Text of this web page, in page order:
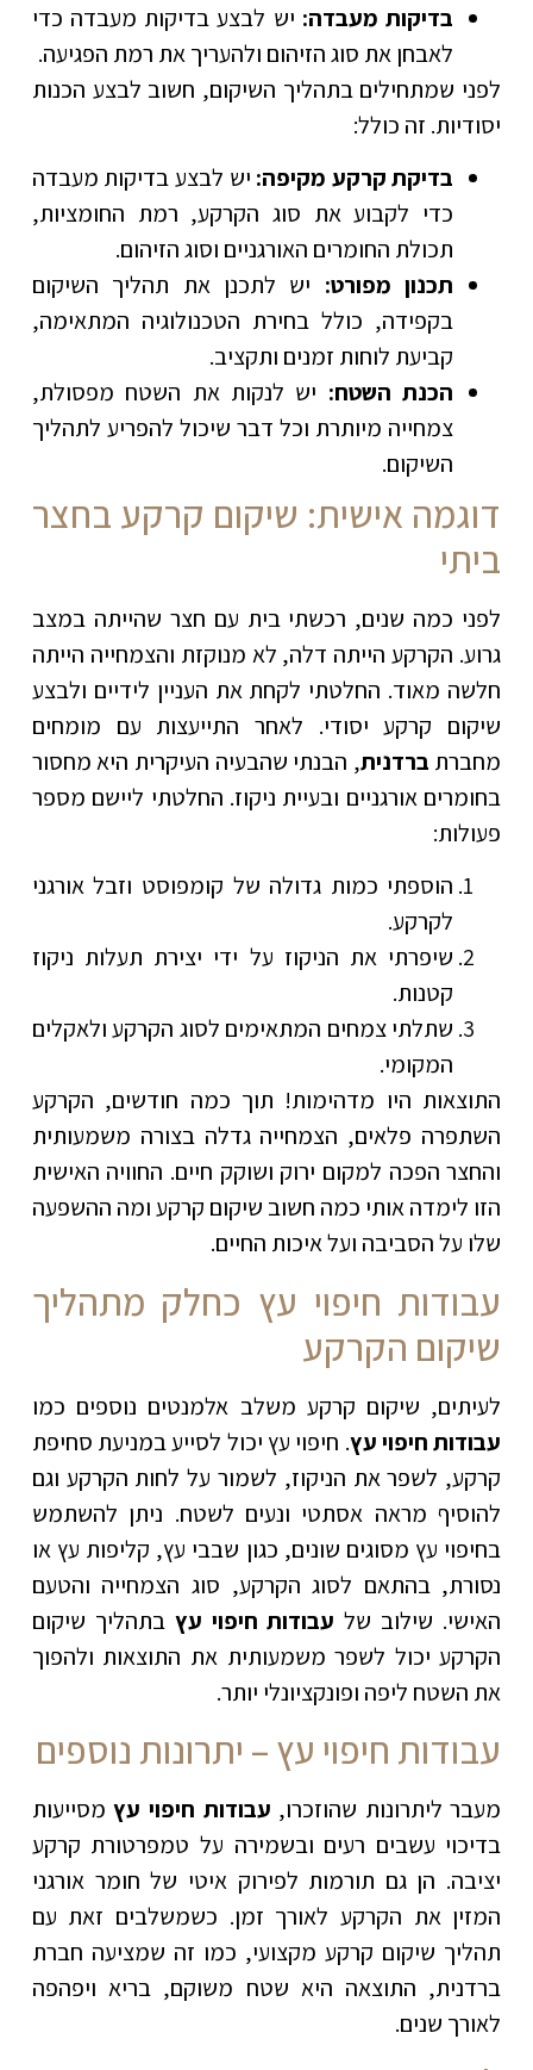
בדיקות מעבדה: יש לבצע בדיקות מעבדה כדי
לאבחן את סוג הזיהום ולהעריך את רמת הפגיעה.
לפני שמתחילים בתהליך השיקום, חשוב לבצע הכנות
יסודיות. זה כולל:
בדיקת קרקע מקיפה: יש לבצע בדיקות מעבדה
כדי לקבוע את סוג הקרקע, רמת החומציות,
תכולת החומרים האורגניים וסוג הזיהום.
תכנון מפורט: יש לתכנן את תהליך השיקום
בקפידה, כולל בחירת הטכנולוגיה המתאימה,
קביעת לוחות זמנים ותקציב.
הכנת השטח: יש לנקות את השטח מפסולת,
צמחייה מיותרת וכל דבר שיכול להפריע לתהליך
השיקום.
דוגמה אישית: שיקום קרקע בחצר
ביתי
לפני כמה שנים, רכשתי בית עם חצר שהייתה במצב
גרוע. הקרקע הייתה דלה, לא מנוקזת והצמחייה הייתה
חלשה מאוד. החלטתי לקחת את העניין לידיים ולבצע
שיקום קרקע יסודי. לאחר התייעצות עם מומחים
מחברת ברדנית, הבנתי שהבעיה העיקרית היא מחסור
בחומרים אורגניים ובעיית ניקוז. החלטתי ליישם מספר
פעולות:
הוספתי כמות גדולה של קומפוסט וזבל אורגני
לקרקע.
שיפרתי את הניקוז על ידי יצירת תעלות ניקוז
קטנות.
שתלתי צמחים המתאימים לסוג הקרקע ולאקלים
המקומי.
התוצאות היו מדהימות! תוך כמה חודשים, הקרקע
השתפרה פלאים, הצמחייה גדלה בצורה משמעותית
והחצר הפכה למקום ירוק ושוקק חיים. החוויה האישית
הזו לימדה אותי כמה חשוב שיקום קרקע ומה ההשפעה
שלו על הסביבה ועל איכות החיים.
עבודות חיפוי עץ כחלק מתהליך
שיקום הקרקע
לעיתים, שיקום קרקע משלב אלמנטים נוספים כמו
עבודות חיפוי עץ. חיפוי עץ יכול לסייע במניעת סחיפת
קרקע, לשפר את הניקוז, לשמור על לחות הקרקע וגם
להוסיף מראה אסתטי ונעים לשטח. ניתן להשתמש
בחיפוי עץ מסוגים שונים, כגון שבבי עץ, קליפות עץ או
נסורת, בהתאם לסוג הקרקע, סוג הצמחייה והטעם
האישי. שילוב של עבודות חיפוי עץ בתהליך שיקום
הקרקע יכול לשפר משמעותית את התוצאות ולהפוך
את השטח ליפה ופונקציונלי יותר.
עבודות חיפוי עץ – יתרונות נוספים
מעבר ליתרונות שהוזכרו, עבודות חיפוי עץמסייעות
בדיכוי עשבים רעים ובשמירה על טמפרטורת קרקע
יציבה. הן גם תורמות לפירוק איטי של חומר אורגני
המזין את הקרקע לאורך זמן. כשמשלבים זאת עם
תהליך שיקום קרקע מקצועי, כמו זה שמציעה חברת
ברדנית, התוצאה היא שטח משוקם, בריא ויפהפה
לאורך שנים.